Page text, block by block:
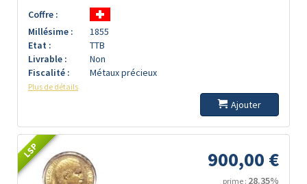
Coffre :
Millésime :
1855
Etat :
TTB
Livrable :
Non
Fiscalité :
Métaux précieux
Plus de détails
Ajouter
LSP 900,00 €
prime : 28.35%